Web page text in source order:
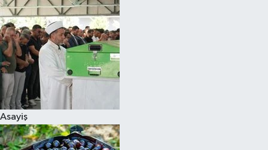
Asayiş
Televizyon
Yaşam-Çevre